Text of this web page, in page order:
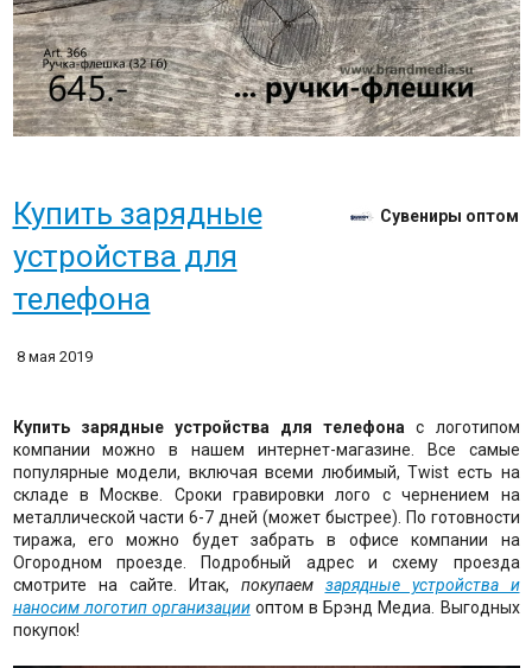
Купить зарядные
устройства для
телефона
Сувениры оптом
8 мая 2019
Купить зарядные устройства для телефона с логотипом
компании можно в нашем интернет-магазине. Все самые
популярные модели, включая всеми любимый, Twist есть на
складе в Москве. Сроки гравировки лого с чернением на
металлической части 6-7 дней (может быстрее). По готовности
тиража, его можно будет забрать в офисе компании на
Огородном проезде. Подробный адрес и схему проезда
смотрите на сайте. Итак, покупаем зарядные устройства и
наносим логотип организации оптом в Брэнд Медиа. Выгодных
покупок!